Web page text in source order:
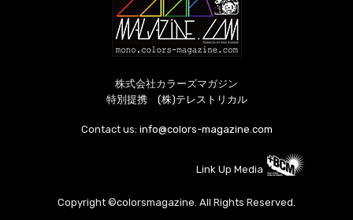
株式会社カラーズマガジン
特別提携 (株)テレストリカル
Contact us: info@colors-magazine.com
Link Up Media
Copyright ©colorsmagazine. All Rights Reserved.